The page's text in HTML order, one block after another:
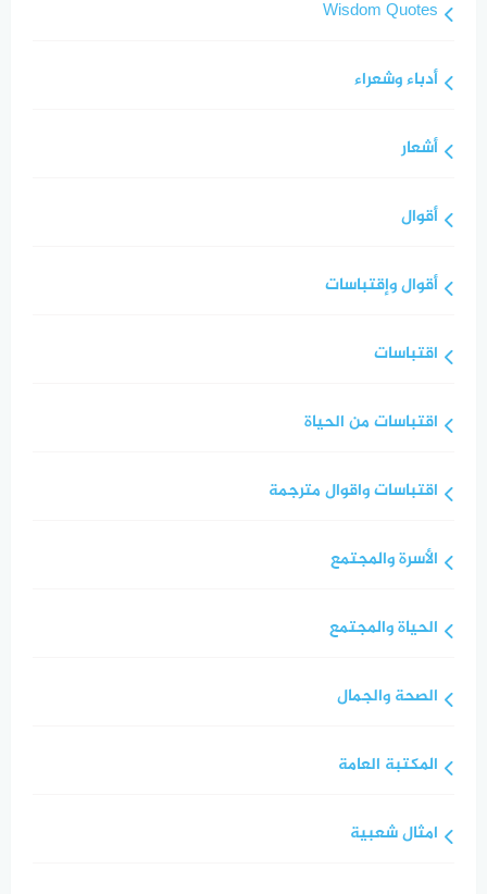
Wisdom Quotes
أدباء وشعراء
أشعار
أقوال
أقوال وإقتباسات
اقتباسات
اقتباسات من الحياة
اقتباسات واقوال مترجمة
الأسرة والمجتمع
الحياة والمجتمع
الصحة والجمال
المكتبة العامة
امثال شعبية